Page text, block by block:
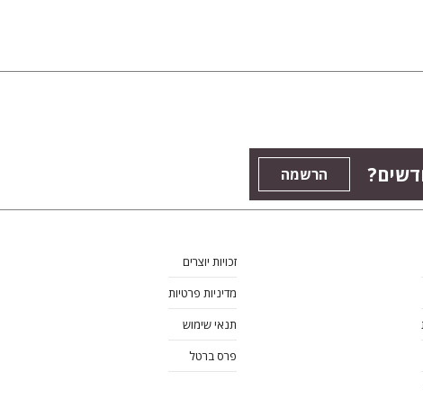
הרשמה
זכויות יוצרים
מדיניות פרטיות
תנאי שימוש
פרס ברטל